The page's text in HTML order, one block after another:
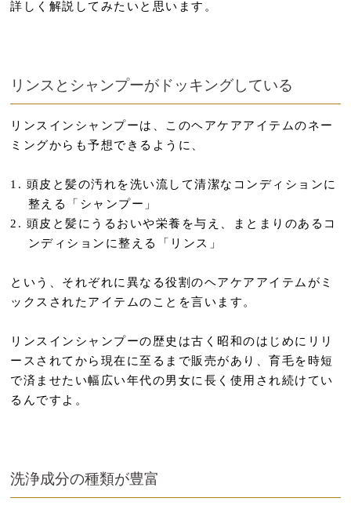
詳しく解説してみたいと思います。
リンスとシャンプーがドッキングしている
リンスインシャンプーは、このヘアケアアイテムのネー
ミングからも予想できるように、
頭皮と髪の汚れを洗い流して清潔なコンディションに
整える「シャンプー」
頭皮と髪にうるおいや栄養を与え、まとまりのあるコ
ンディションに整える「リンス」
という、それぞれに異なる役割のヘアケアアイテムがミ
ックスされたアイテムのことを言います。
リンスインシャンプーの歴史は古く昭和のはじめにリリ
ースされてから現在に至るまで販売があり、育毛を時短
で済ませたい幅広い年代の男女に長く使用され続けてい
るんですよ。
洗浄成分の種類が豊富